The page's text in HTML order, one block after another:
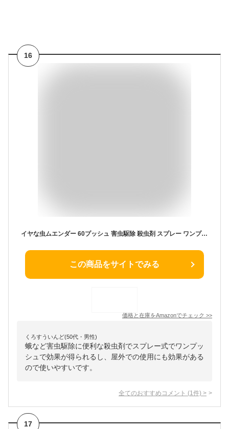
16
イヤな虫ムエンダー 60プッシュ 害虫駆除 殺虫剤 スプレー ワンプッシュ 室内 部屋 殺虫
この商品をサイトでみる
価格と在庫をAmazonでチェック >>
くろすういんど(50代・男性)
蛾など害虫駆除に便利な殺虫剤でスプレー式でワンプッ
シュで効果が得られるし、屋外での使用にも効果がある
ので使いやすいです。
全てのおすすめコメント (1 件) >
17